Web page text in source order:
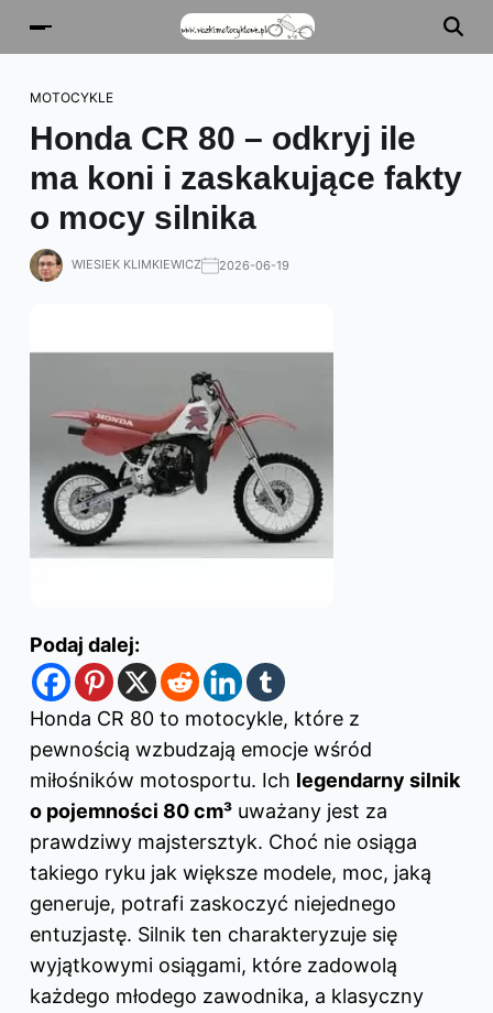
MOTOCYKLE
Honda CR 80 – odkryj ile
ma koni i zaskakujące fakty
o mocy silnika
WIESIEK KLIMKIEWICZ 2026-06-19
Podaj dalej:
Honda CR 80 to motocykle, które z
pewnością wzbudzają emocje wśród
miłośników motosportu. Ich legendarny silnik
o pojemności 80 cm³ uważany jest za
prawdziwy majstersztyk. Choć nie osiąga
takiego ryku jak większe modele, moc, jaką
generuje, potrafi zaskoczyć niejednego
entuzjastę. Silnik ten charakteryzuje się
wyjątkowymi osiągami, które zadowolą
każdego młodego zawodnika, a klasyczny